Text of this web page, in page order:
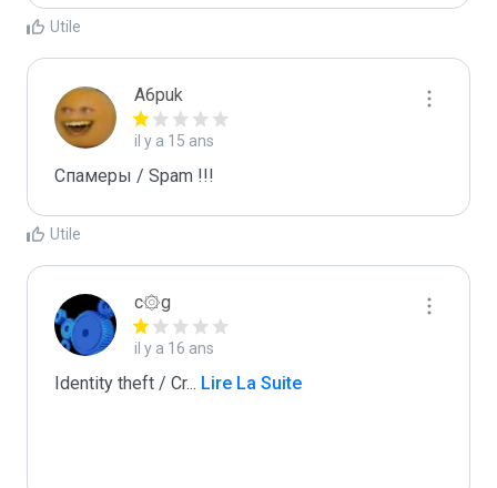
Utile
A6puk
il y a 15 ans
Спамеры / Spam !!!
Utile
c۞g
il y a 16 ans
Identity theft / Cr... Lire La Suite